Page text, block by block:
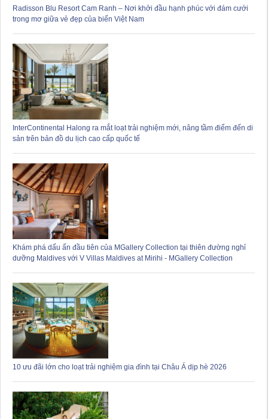
Radisson Blu Resort Cam Ranh – Nơi khởi đầu hạnh phúc với đám cưới
trong mơ giữa vẻ đẹp của biển Việt Nam
InterContinental Halong ra mắt loạt trải nghiệm mới, nâng tầm điểm đến di
sản trên bản đồ du lịch cao cấp quốc tế
Khám phá dấu ấn đầu tiên của MGallery Collection tại thiên đường nghỉ
dưỡng Maldives với V Villas Maldives at Mirihi - MGallery Collection
10 ưu đãi lớn cho loạt trải nghiệm gia đình tại Châu Á dịp hè 2026